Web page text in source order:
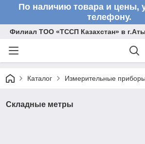
По наличию товара и цены,
телефону.
Филиал ТОО «ТССП Казахстан» в
Каталог Измерительные
Складные метры